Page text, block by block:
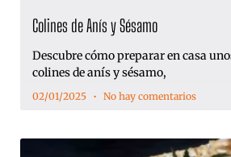
Colines de Anís y Sésamo
Descubre cómo preparar en casa
colines de anís y sésamo,
02/01/2025 No hay comentarios